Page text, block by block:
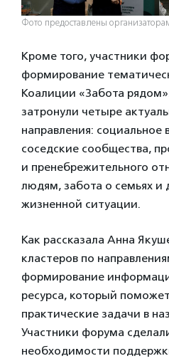
Фото предоставлены
Кроме того, участники
формирование
Коалиции «Забота
затронули четыре
направления: социальное
соседские сообщества,
и пренебрежительного
людям, забота о семьях и
жизненной ситуации.
Как рассказала Анна
кластеров по
формирование
ресурса, который
практические задачи в
Участники форума
необходимости